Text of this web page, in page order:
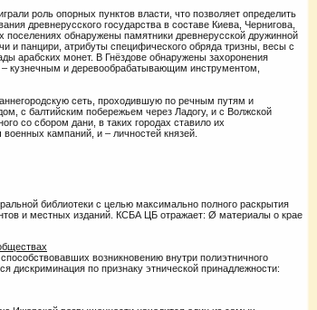
роль опорных пунктов власти, что позволяет определить
древнерусского государства в составе Киева, Чернигова,
обнаружены памятники древнерусской дружинной
и панцири, атрибуты специфического обряда тризны, весы с
арабских монет. В Гнёздове обнаружены захоронения
кузнечным и деревообрабатывающим инструментом,
сеть, проходившую по речным путям и
с балтийским побережьем через Ладогу, и с Волжской
со сбором дани, в таких городах ставило их
кампаний, и – личностей князей.
библиотеки с целью максимально полного раскрытия
и местных изданий. КСБА ЦБ отражает: Ø материалы о крае
возникновению внутри полиэтничного
дискриминация по признаку этнической принадлежности: